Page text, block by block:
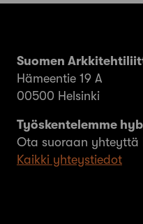
Suomen
Hämeentie 19 A
00500 Helsinki
Työskentelemme
Ota suoraan yhteyttä
Kaikki yhteystiedot